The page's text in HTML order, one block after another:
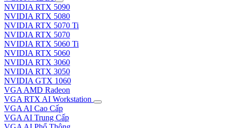
NVIDIA RTX 5090
NVIDIA RTX 5080
NVIDIA RTX 5070 Ti
NVIDIA RTX 5070
NVIDIA RTX 5060 Ti
NVIDIA RTX 5060
NVIDIA RTX 3060
NVIDIA RTX 3050
NVIDIA GTX 1060
VGA AMD Radeon
VGA RTX AI Workstation
VGA AI Cao Cấp
VGA AI Trung Cấp